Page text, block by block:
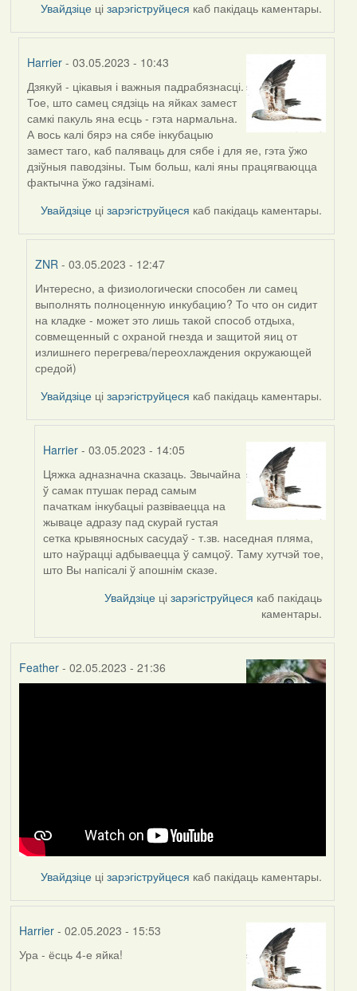
Увайдзіце цізарэгіструйцеся каб пакідаць каментары.
Harrier - 03.05.2023 - 10:43
In
reply
to
by
ZNR
Дзякуй - цікавыя і важныя падрабязнасці.
Тое, што самец сядзіць на яйках замест
самкі пакуль яна есць - гэта нармальна.
А вось калі бярэ на сябе інкубацыю
замест таго, каб паляваць для сябе і для яе, гэта ўжо
дзіўныя паводзіны. Тым больш, калі яны працягваюцца
фактычна ўжо гадзінамі.
Увайдзіце цізарэгіструйцеся каб пакідаць каментары.
ZNR - 03.05.2023 - 12:47
In
reply
to
by
Harrier
Интересно, а физиологически способен ли самец
выполнять полноценную инкубацию? То что он сидит
на кладке - может это лишь такой способ отдыха,
совмещенный с охраной гнезда и защитой яиц от
излишнего перегрева/переохлаждения окружающей
средой)
Увайдзіце цізарэгіструйцеся каб пакідаць каментары.
Harrier- 03.05.2023 - 14:05
In
reply
to
by
ZNR
Цяжка адназначна сказаць. Звычайна
ў самак птушак перад самым
пачаткам інкубацыі развіваецца на
жываце адразу пад скурай густая
сетка крывяносных сасудаў - т.зв. наседная пляма,
што наўрацці адбываецца ў самцоў. Таму хутчэй тое,
што Вы напісалі ў апошнім сказе.
Увайдзіце цізарэгіструйцеся каб пакідаць
каментары.
Feather- 02.05.2023 - 21:36
Увайдзіце цізарэгіструйцеся каб пакідаць каментары.
Harrier- 02.05.2023 - 15:53
Ура - ёсць 4-е яйка!